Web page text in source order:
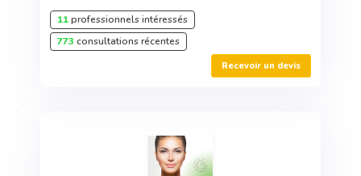
11professionnels intéressés
773 consultations récentes
Recevoir un devis